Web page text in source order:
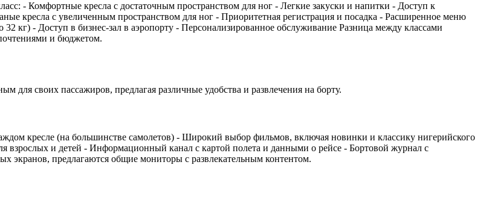
- Комфортные кресла с достаточным пространством для ног - Легкие закуски и напитки - Доступ к
кресла с увеличенным пространством для ног - Приоритетная регистрация и посадка - Расширенное меню
кг) - Доступ в бизнес-зал в аэропорту - Персонализированное обслуживание Разница между классами
и бюджетом.
для своих пассажиров, предлагая различные удобства и развлечения на борту.
кресле (на большинстве самолетов) - Широкий выбор фильмов, включая новинки и классику нигерийского
и детей - Информационный канал с картой полета и данными о рейсе - Бортовой журнал с
экранов, предлагаются общие мониторы с развлекательным контентом.